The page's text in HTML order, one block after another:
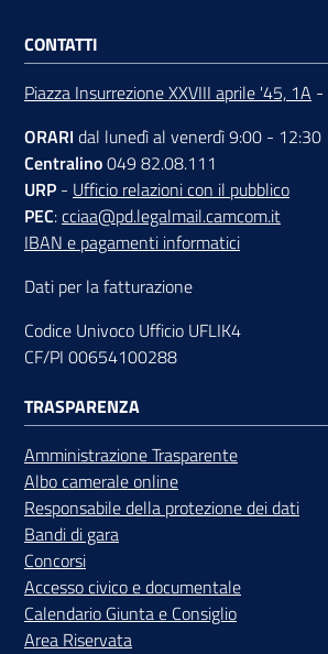
CONTATTI
Piazza Insurrezione XXVIII aprile '45, 1A -
ORARI dal lunedì al venerdì 9:00 - 12:30
Centralino049 82.08.111
URP - Ufficio relazioni con il pubblico
PEC:cciaa@pd.legalmail.camcom.it
IBAN e pagamenti informatici
Dati per la fatturazione
Codice Univoco Ufficio UFLIK4
CF/PI 00654100288
TRASPARENZA
Amministrazione Trasparente
Albo camerale online
Responsabile della protezione dei dati
Bandi di gara
Concorsi
Accesso civico e documentale
Calendario Giunta e Consiglio
Area Riservata